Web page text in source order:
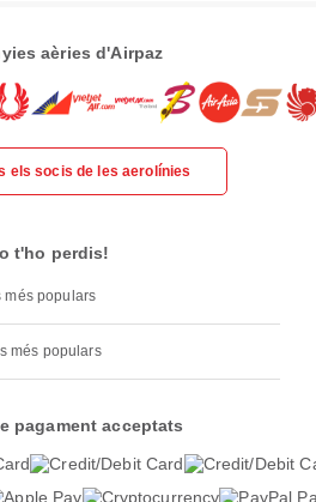
aèries d'Airpaz
els socis de les aerolínies
t'ho perdis!
més populars
més populars
pagament acceptats